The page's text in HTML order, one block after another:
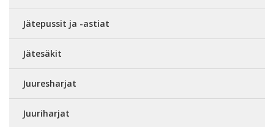
Jätepussit ja -astiat
Jätesäkit
Juuresharjat
Juuriharjat